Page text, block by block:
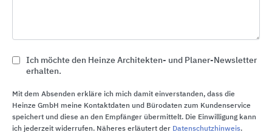
KESSEL Entwässerungstechnik
Ich möchte den Heinze Architekten- und Planer-Newsletter
erhalten.
Mit dem Absenden erkläre ich mich damit einverstanden, dass die
Heinze GmbH meine Kontaktdaten und Bürodaten zum Kundenservice
speichert und diese an den Empfänger übermittelt. Die Einwilligung kann
ich jederzeit widerrufen. Näheres erläutert der Datenschutzhinweis.